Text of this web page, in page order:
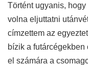
Történt ugyanis,
volna eljuttatni
címzettem az
bízik a futárcégekben
el számára a